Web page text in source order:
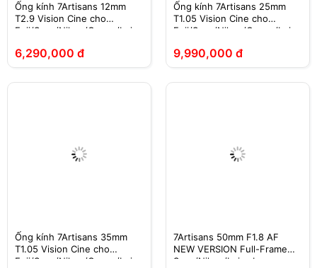
Ống kính 7Artisans 12mm
T2.9 Vision Cine cho
Fuji/Sony/Nikon/Canon/Leica
6,290,000 đ
Ống kính 7Artisans 25mm
T1.05 Vision Cine cho
Fuji/Sony/Nikon/Canon/Leica
9,990,000 đ
Ống kính 7Artisans 35mm
T1.05 Vision Cine cho
Fuji/Sony/Nikon/Canon/Leica
7Artisans 50mm F1.8 AF
NEW VERSION Full-Frame
Sony/Nikon/Leica L